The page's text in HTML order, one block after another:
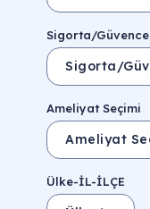
Sigorta/Güvence
Ameliyat Seçimi
Ülke-İL-İLÇE
Ülke Seçin